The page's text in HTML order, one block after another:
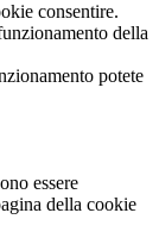
consentire.
della
potete
essere
della cookie